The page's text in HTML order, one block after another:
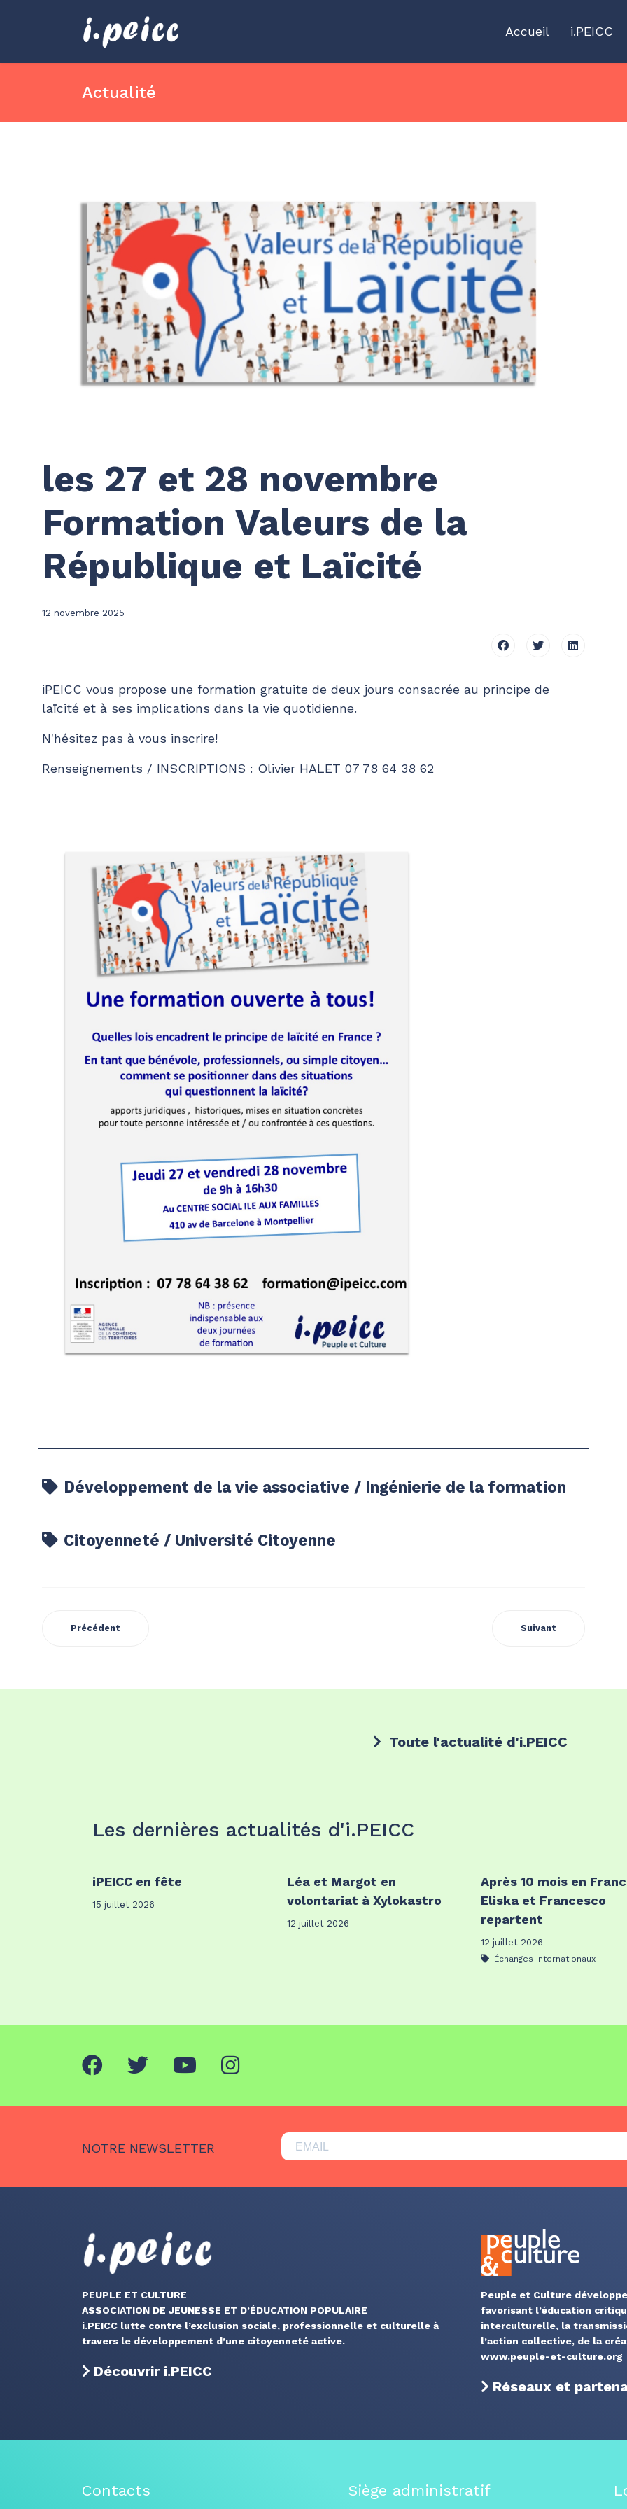
Accueil i.PEICC
Actualité
les 27 et 28 novembre
Formation Valeurs de la
République et Laïcité
12 novembre 2025
iPEICC vous propose une formation gratuite de deux jours consacrée au principe de
laïcité et à ses implications dans la vie quotidienne.
N'hésitez pas à vous inscrire!
Renseignements / INSCRIPTIONS : Olivier HALET 07 78 64 38 62
Développement de la vie associative / Ingénierie de la formation
Citoyenneté / Université Citoyenne
Précédent Suivant
Toute l'actualité d'i.PEICC
Les dernières actualités d'i.PEICC
iPEICC en fête
15 juillet 2026
Léa et Margot en
volontariat à Xylokastro
12 juillet 2026
Après 10 mois en
Eliska et Francesco
repartent
12 juillet 2026
Échanges internationaux
NOTRE NEWSLETTER
PEUPLE ET CULTURE
ASSOCIATION DE JEUNESSE ET D’ÉDUCATION POPULAIRE
i.PEICC lutte contre l’exclusion sociale, professionnelle et culturelle à
travers le développement d’une citoyenneté active.
Découvrir i.PEICC
Peuple et Culture
favorisant l’éducation
interculturelle, la
l’action collective, de la
www.peuple-et-culture.org
Réseaux et
Contacts Siège administratif